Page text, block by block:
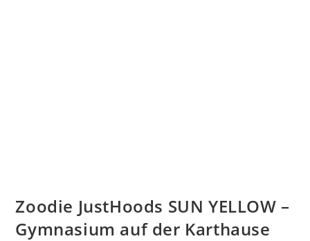
Zoodie JustHoods SUN YELLOW –
Gymnasium auf der Karthause